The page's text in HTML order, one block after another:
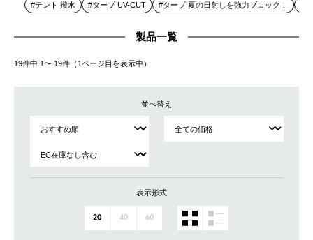
#テント 撥水 #タープ UV-CUT #タープ 夏の日射しを強力ブロック！
製品一覧
19件中 1〜 19件（1ページ⽬を表⽰中）
並べ替え
表示形式
20 40 60